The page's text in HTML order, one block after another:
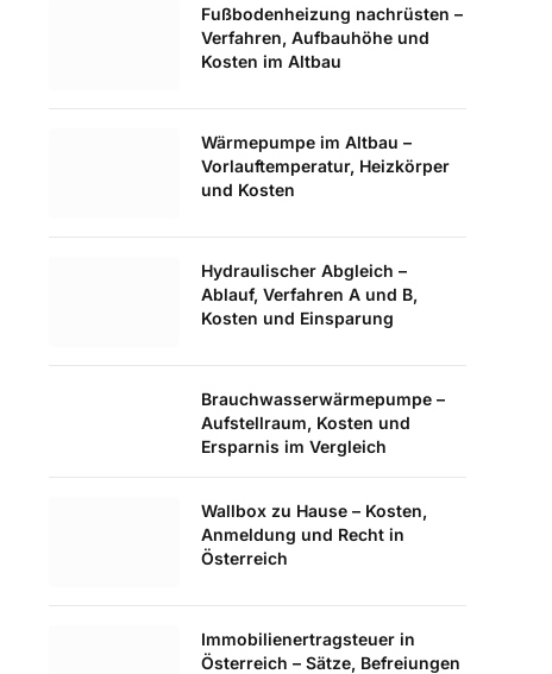
Fußbodenheizung nachrüsten –
Verfahren, Aufbauhöhe und
Kosten im Altbau
Wärmepumpe im Altbau –
Vorlauftemperatur, Heizkörper
und Kosten
Hydraulischer Abgleich –
Ablauf, Verfahren A und B,
Kosten und Einsparung
Brauchwasserwärmepumpe –
Aufstellraum, Kosten und
Ersparnis im Vergleich
Wallbox zu Hause – Kosten,
Anmeldung und Recht in
Österreich
Immobilienertragsteuer in
Österreich – Sätze, Befreiungen